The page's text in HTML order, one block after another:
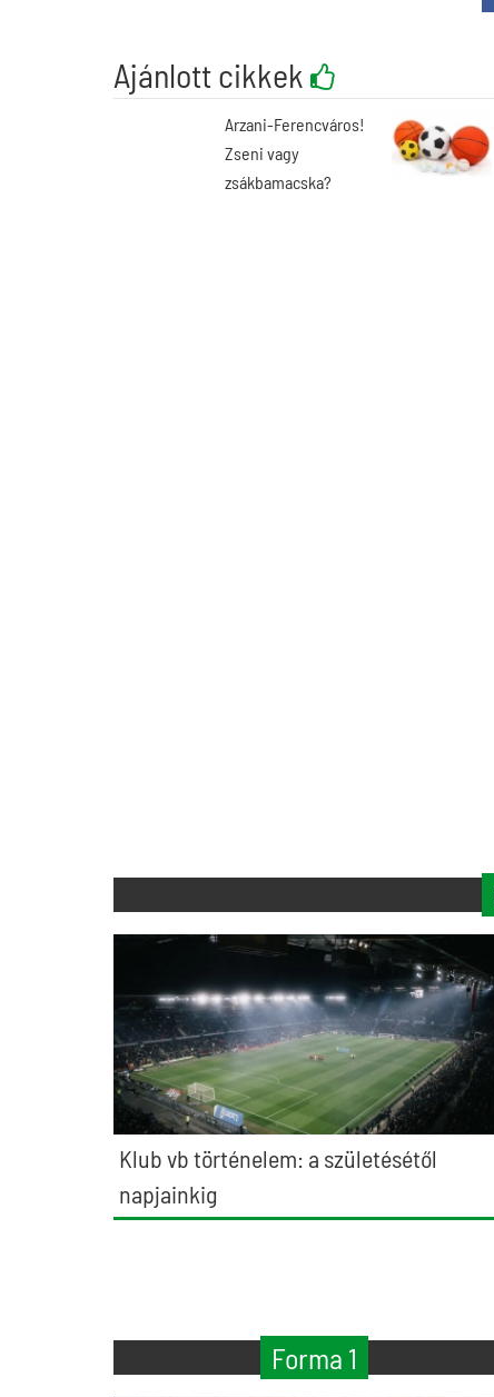
Ajánlott cikkek
Arzani-Ferencváros!
Zseni vagy
zsákbamacska?
Klub vb történelem: a születésétől
napjainkig
Forma 1